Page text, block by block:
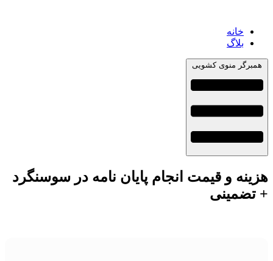
خانه
بلاگ
همبرگر منوی کشویی
هزینه و قیمت انجام پایان نامه در سوسنگرد
+ تضمینی